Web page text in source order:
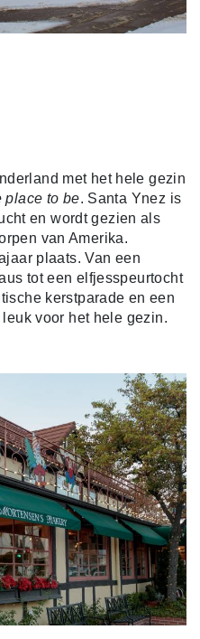
met het hele gezin
place to be. Santa Ynez is
en wordt gezien als
van Amerika.
plaats. Van een
tot een elfjesspeurtocht
kerstparade en een
voor het hele gezin.